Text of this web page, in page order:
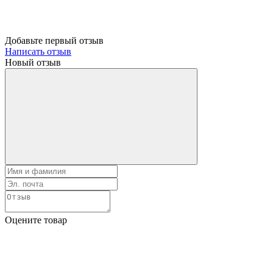
Добавьте первый отзыв
Написать отзыв
Новый отзыв
Оцените товар